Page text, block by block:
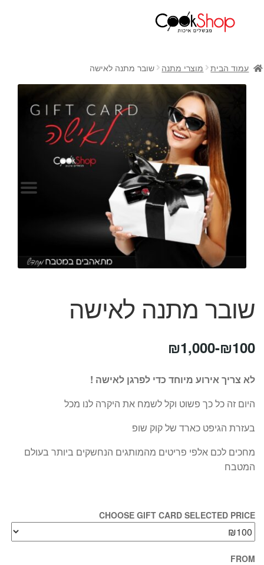
חנות
כלי בישול
מחבתות
כלי הגשה ואירוח
מוצרי חשמל למטבח
גאדג'טס וכלי מטבח
אחסון למטבח
סכינים
אפייה
קפה ותה
גיפט קארד
כלי בית
המותגים שלנו
מתנות לחנוכת בית
מתנות למטבח
מאמרים
תשלום
עמוד הבית מוצרי מתנה שובר מתנה לאישה
שובר מתנה לאישה
₪100
-
₪1,000
לא צריך אירוע מיוחד כדי לפרגן לאישה !
היום זה כל כך פשוט וקל לשמח את היקרה לנו מכל
בעזרת הגיפט כארד של קוק שופ
מחכים לכם אלפי פריטים מהמותגים הנחשקים ביותר בעולם
המטבח
CHOOSE GIFT CARD SELECTED PRICE
FROM